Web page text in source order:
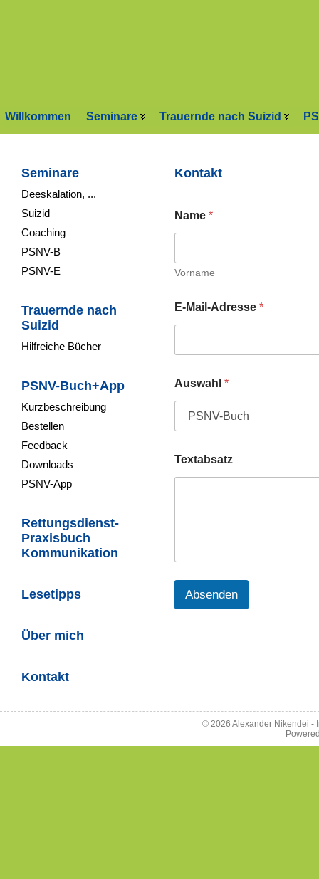
Willkommen Seminare Trauernde nach Suizid
Seminare
Deeskalation, ...
Suizid
Coaching
PSNV-B
PSNV-E
Trauernde nach
Suizid
Hilfreiche Bücher
PSNV-Buch+App
Kurzbeschreibung
Bestellen
Feedback
Downloads
PSNV-App
Rettungsdienst-
Praxisbuch
Kommunikation
Lesetipps
Über mich
Kontakt
Kontakt
Name *
Vorname
E-Mail-Adresse *
Auswahl *
Textabsatz
Absenden
© 2026 Alexander Nikendei -